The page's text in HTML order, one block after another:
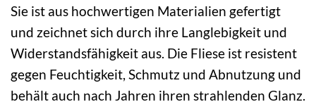
Sie ist aus hochwertigen Materialien gefertigt
und zeichnet sich durch ihre Langlebigkeit und
Widerstandsfähigkeit aus. Die Fliese ist resistent
gegen Feuchtigkeit, Schmutz und Abnutzung und
behält auch nach Jahren ihren strahlenden Glanz.